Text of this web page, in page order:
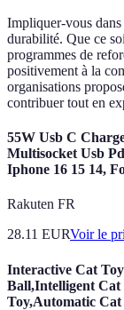
Impliquer-vous
durabilité. Que ce
programmes de
positivement à la
organisations
contribuer tout en
55W Usb C
Multisocket Usb
Iphone 16 15 14,
Rakuten FR
28.11 EURVoir le
Interactive Cat
Ball,Intelligent
Toy,Automatic